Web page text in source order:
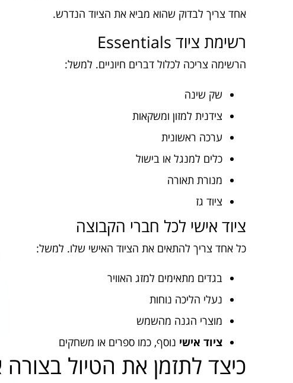
אחד צריך לבדוק שהוא מביא את הציוד הנדרש.
רשימת ציוד Essentials
הרשימה צריכה לכלול דברים חיוניים. למשל:
שק שינה
צידנית למזון ומשקאות
ערכה ראשונית
כלים למנגל או בישול
מנורת תאורה
ציוד גז
ציוד אישי לכל חברי הקבוצה
כל אחד צריך להתאים את הציוד האישי שלו. למשל:
בגדים מתאימים למזג האוויר
נעלי הליכה נוחות
מוצרי הגנה מהשמש
ציוד אישי נוסף, כמו ספרים או משחקים
כיצד לתזמן את הטיול בצורה